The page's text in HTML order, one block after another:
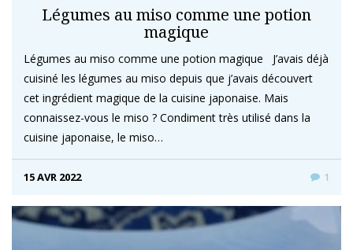
Légumes au miso comme une potion
magique
Légumes au miso comme une potion magique J’avais déjà
cuisiné les légumes au miso depuis que j’avais découvert
cet ingrédient magique de la cuisine japonaise. Mais
connaissez-vous le miso ? Condiment très utilisé dans la
cuisine japonaise, le miso…
15 AVR 2022 1